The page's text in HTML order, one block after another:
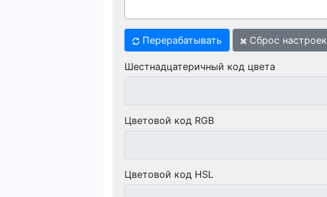
Перерабатывать Сброс настроек
Шестнадцатеричный код цвета
Цветовой код RGB
Цветовой код HSL